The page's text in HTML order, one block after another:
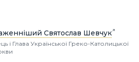
Святослав Шевчук
і Глава Української Греко-Католицької